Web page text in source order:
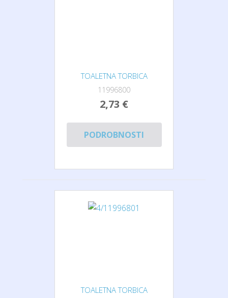
TOALETNA TORBICA
11996800
2,73 €
PODROBNOSTI
TOALETNA TORBICA